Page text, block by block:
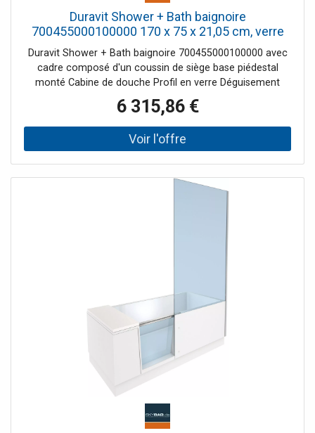
Duravit Shower + Bath baignoire
700455000100000 170 x 75 x 21,05 cm, verre
miroir, niche, verre à droite, porte encastrée,
blanc
Duravit Shower + Bath baignoire 700455000100000 avec
cadre composé d'un coussin de siège base piédestal
monté Cabine de douche Profil en verre Déguisement
6 315,86 €